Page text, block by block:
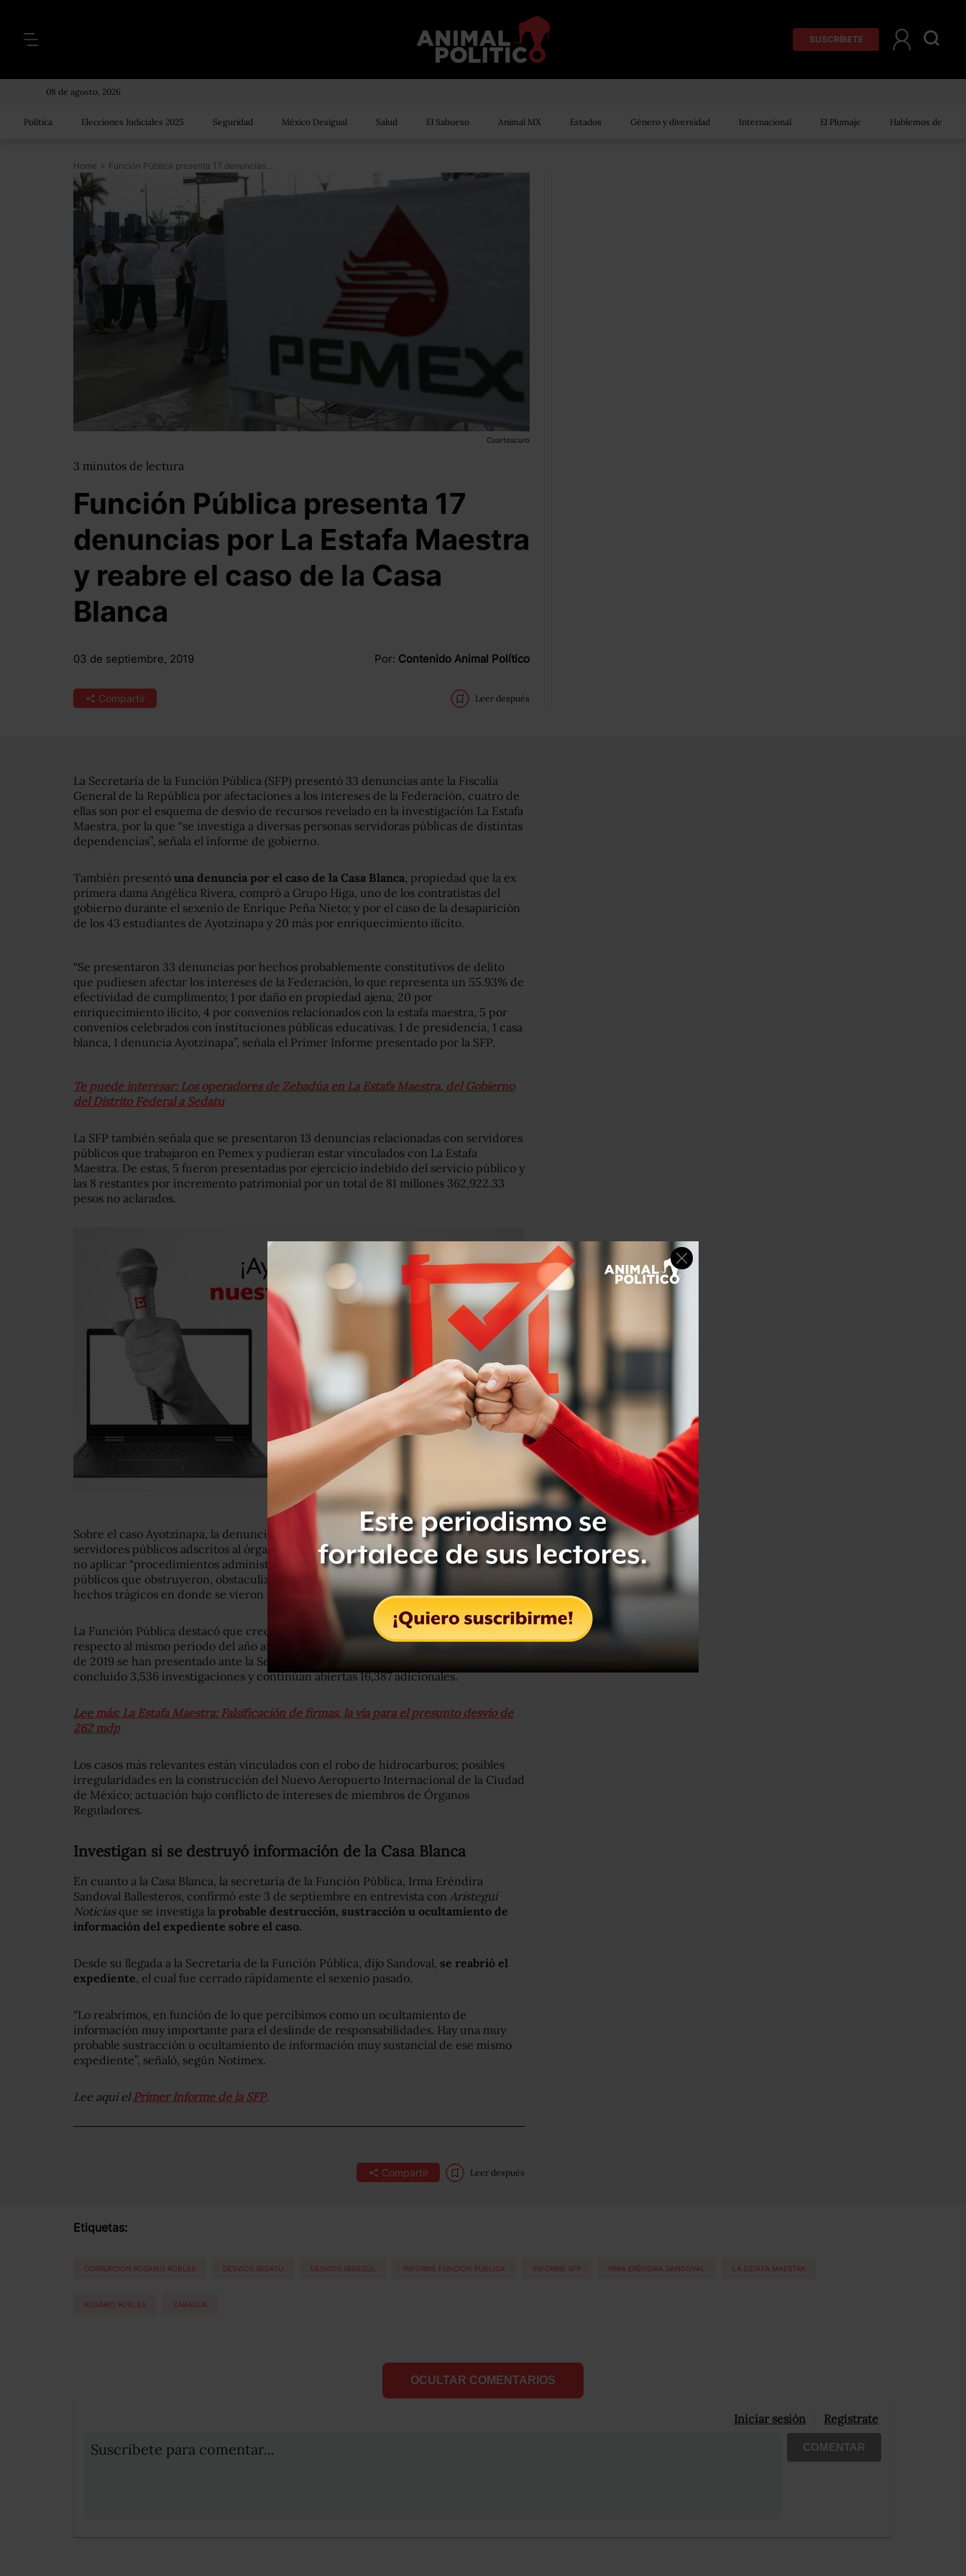
SUSCRÍBETE
08 de agosto, 2026
Política Elecciones Judiciales 2025 Seguridad México Desigual Salud El Sabueso Animal MX Estados Género y diversidad Internacional El Plumaje Hablemos de
Home > Función Pública presenta 17 denuncias por La Estafa Maestra y reabre el caso de la Casa Blanca
Cuartoscuro
3 minutos de lectura
Función Pública presenta 17
denuncias por La Estafa Maestra
y reabre el caso de la Casa
Blanca
03 de septiembre, 2019 Por: Contenido Animal Político
Compartir Leer después
La Secretaría de la Función Pública (SFP) presentó 33 denuncias ante la Fiscalía
General de la República por afectaciones a los intereses de la Federación, cuatro de
ellas son por el esquema de desvío de recursos revelado en la investigación La Estafa
Maestra, por la que “se investiga a diversas personas servidoras públicas de distintas
dependencias”, señala el informe de gobierno.
También presentó una denuncia por el caso de la Casa Blanca, propiedad que la ex
primera dama Angélica Rivera, compró a Grupo Higa, uno de los contratistas del
gobierno durante el sexenio de Enrique Peña Nieto; y por el caso de la desaparición
de los 43 estudiantes de Ayotzinapa y 20 más por enriquecimiento ilícito.
“Se presentaron 33 denuncias por hechos probablemente constitutivos de delito
que pudiesen afectar los intereses de la Federación, lo que representa un 55.93% de
efectividad de cumplimento; 1 por daño en propiedad ajena, 20 por
enriquecimiento ilícito, 4 por convenios relacionados con la estafa maestra, 5 por
convenios celebrados con instituciones públicas educativas, 1 de presidencia, 1 casa
blanca, 1 denuncia Ayotzinapa”, señala el Primer Informe presentado por la SFP.
Te puede interesar: Los operadores de Zebadúa en La Estafa Maestra, del Gobierno
del Distrito Federal a Sedatu
La SFP también señala que se presentaron 13 denuncias relacionadas con servidores
públicos que trabajaron en Pemex y pudieran estar vinculados con La Estafa
Maestra. De estas, 5 fueron presentadas por ejercicio indebido del servicio público y
las 8 restantes por incremento patrimonial por un total de 81 millones 362,922.33
pesos no aclarados.
Sobre el caso Ayotzinapa, la denuncia presentada fue por la omisión de los
servidores públicos adscritos al órgano interno de control de la entonces PGR por
no aplicar “procedimientos administrativos disciplinarios contra los servidores
públicos que obstruyeron, obstaculizaron y dificultaron el esclarecimiento de los
hechos trágicos en donde se vieron involucrados 43 normalistas”, añade el informe.
La Función Pública destacó que creció 38% el número de denuncias presentadas
respecto al mismo periodo del año anterior, pues entre diciembre de 2018 y agosto
de 2019 se han presentado ante la Secretaría un total de 20,504 denuncias; se han
concluido 3,536 investigaciones y continúan abiertas 16,387 adicionales.
Lee más: La Estafa Maestra: Falsificación de firmas, la vía para el presunto desvío de
262 mdp
Los casos más relevantes están vinculados con el robo de hidrocarburos; posibles
irregularidades en la construcción del Nuevo Aeropuerto Internacional de la Ciudad
de México; actuación bajo conflicto de intereses de miembros de Órganos
Reguladores.
Investigan si se destruyó información de la Casa Blanca
En cuanto a la Casa Blanca, la secretaria de la Función Pública, Irma Eréndira
Sandoval Ballesteros, confirmó este 3 de septiembre en entrevista con Aristegui
Noticiasque se investiga la probable destrucción, sustracción u ocultamiento de
información del expediente sobre el caso.
Desde su llegada a la Secretaría de la Función Pública, dijo Sandoval, se reabrió el
expediente, el cual fue cerrado rápidamente el sexenio pasado.
“Lo reabrimos, en función de lo que percibimos como un ocultamiento de
información muy importante para el deslinde de responsabilidades. Hay una muy
probable sustracción u ocultamiento de información muy sustancial de ese mismo
expediente”, señaló, según Notimex.
Lee aquí elPrimer Informe de la SFP.
Compartir Leer después
Etiquetas:
CORRUPCION ROSARIO ROBLES DESVIOS SEDATU DESVIOS SEDESOL INFORME FUNCIÓN PÚBLICA INFORME SFP IRMA ERÉNDIRA SANDOVAL LA ESTAFA MAESTRA
ROSARIO ROBLES ZABADÚA
OCULTAR COMENTARIOS
Iniciar sesión Registrate
Suscribete para comentar... COMENTAR